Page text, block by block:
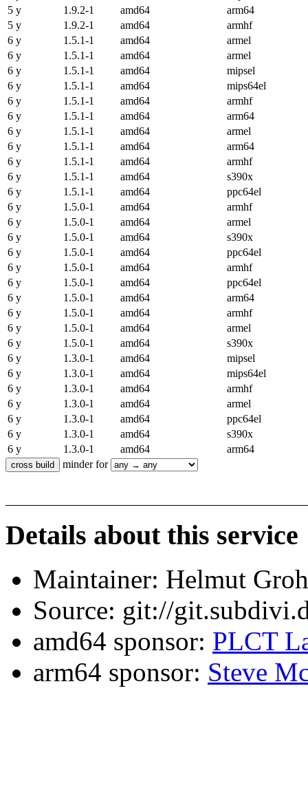
5 y
1.9.2-1 amd64
arm64
5 y
1.9.2-1 amd64
armhf
6 y
1.5.1-1 amd64
armel
6 y
1.5.1-1 amd64
armel
6 y
1.5.1-1 amd64
mipsel
6 y
1.5.1-1 amd64
mips64el
6 y
1.5.1-1 amd64
armhf
6 y
1.5.1-1 amd64
arm64
6 y
1.5.1-1 amd64
armel
6 y
1.5.1-1 amd64
arm64
6 y
1.5.1-1 amd64
armhf
6 y
1.5.1-1 amd64
s390x
6 y
1.5.1-1 amd64
ppc64el
6 y
1.5.0-1 amd64
armhf
6 y
1.5.0-1 amd64
armel
6 y
1.5.0-1 amd64
s390x
6 y
1.5.0-1 amd64
ppc64el
6 y
1.5.0-1 amd64
armhf
6 y
1.5.0-1 amd64
ppc64el
6 y
1.5.0-1 amd64
arm64
6 y
1.5.0-1 amd64
armhf
6 y
1.5.0-1 amd64
armel
6 y
1.5.0-1 amd64
s390x
6 y
1.3.0-1 amd64
mipsel
6 y
1.3.0-1 amd64
mips64el
6 y
1.3.0-1 amd64
armhf
6 y
1.3.0-1 amd64
armel
6 y
1.3.0-1 amd64
ppc64el
6 y
1.3.0-1 amd64
s390x
6 y
1.3.0-1 amd64
arm64
minder for
Details about this service
Maintainer: Helmut
Source: git://
amd64 sponsor: PLCT
arm64 sponsor: Steve